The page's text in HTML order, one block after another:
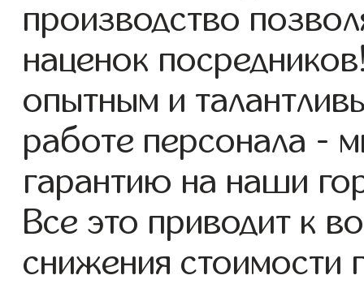
производство
наценок
опытным и
работе персонала -
гарантию на наши
Все это приводит к
снижения стоимости